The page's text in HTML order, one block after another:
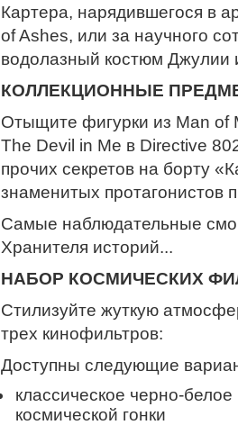
Картера, нарядившегося в
of Ashes, или за научного
водолазный костюм Джулии
КОЛЛЕКЦИОННЫЕ
Отыщите фигурки из Man of
The Devil in Me в Directive
прочих секретов на борту
знаменитых протагонистов
Самые наблюдательные
Хранителя историй...
НАБОР КОСМИЧЕСКИХ
Стилизуйте жуткую
трех кинофильтров:
Доступны следующие
классическое черно-
космической гонки